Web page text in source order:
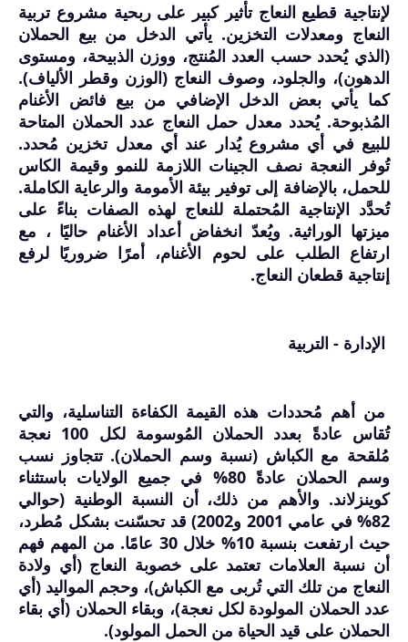
لإنتاجية قطيع النعاج تأثير كبير على ربحية مشروع تربية
النعاج ومعدلات التخزين. يأتي الدخل من بيع الحملان
(الذي يُحدد حسب العدد المُنتج، ووزن الذبيحة، ومستوى
الدهون)، والجلود، وصوف النعاج (الوزن وقطر الألياف).
كما يأتي بعض الدخل الإضافي من بيع فائض الأغنام
المُذبوحة. يُحدد معدل حمل النعاج عدد الحملان المتاحة
للبيع في أي مشروع يُدار عند أي معدل تخزين مُحدد.
تُوفر النعجة نصف الجينات اللازمة للنمو وقيمة الكاس
للحمل، بالإضافة إلى توفير بيئة الأمومة والرعاية الكاملة.
تُحدَّد الإنتاجية المُحتملة للنعاج لهذه الصفات بناءً على
ميزتها الوراثية. ويُعدّ انخفاض أعداد الأغنام حاليًا ، مع
ارتفاع الطلب على لحوم الأغنام، أمرًا ضروريًا لرفع
إنتاجية قطعان النعاج.
الإدارة - التربية
من أهم مُحددات هذه القيمة الكفاءة التناسلية، والتي
تُقاس عادةً بعدد الحملان المُوسومة لكل 100 نعجة
مُلقحة مع الكباش (نسبة وسم الحملان). تتجاوز نسب
وسم الحملان عادةً 80% في جميع الولايات باستثناء
كوينزلاند. والأهم من ذلك، أن النسبة الوطنية (حوالي
82% في عامي 2001 و2002) قد تحسّنت بشكل مُطرد،
حيث ارتفعت بنسبة 10% خلال 30 عامًا. من المهم فهم
أن نسبة العلامات تعتمد على خصوبة النعاج (أي ولادة
النعاج من تلك التي تُربى مع الكباش)، وحجم المواليد (أي
عدد الحملان المولودة لكل نعجة)، وبقاء الحملان (أي بقاء
الحملان على قيد الحياة من الحمل المولود).